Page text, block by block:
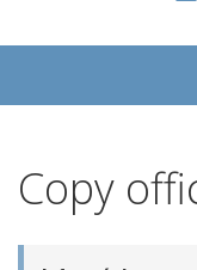
Copy